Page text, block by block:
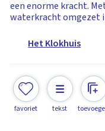
een enorme kracht.
waterkracht omgezet
Het Klokhuis
favoriet tekst